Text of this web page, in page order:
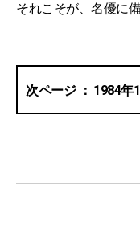
それこそが、名優に
1984年